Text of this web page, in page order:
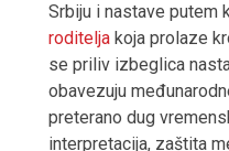
Srbiju i nastave putem
roditelja koja prolaze
se priliv izbeglica
obavezuju
preterano dug
interpretacija, zaštita